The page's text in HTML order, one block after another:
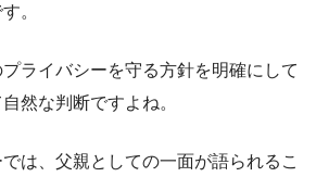
。
ライバシーを守る方針を明確にして
然な判断ですよね。
は、父親としての一面が語られるこ